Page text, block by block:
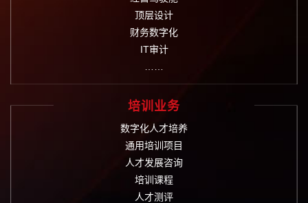
顶层设计
财务数字化
IT审计
培训业务
数字化人才培养
通用培训项目
人才发展咨询
培训课程
人才测评